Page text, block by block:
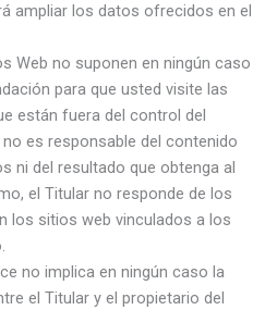
ampliar los datos ofrecidos en el
Web no suponen en ningún caso
para que usted visite las
están fuera del control del
es responsable del contenido
ni del resultado que obtenga al
el Titular no responde de los
los sitios web vinculados a los
no implica en ningún caso la
el Titular y el propietario del